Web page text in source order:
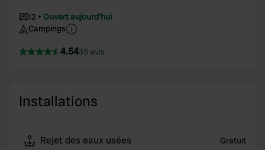
12
Ouvert aujourd'hui
Campings
4.5435 avis
Installations
Rejet des eaux usées Gratuit